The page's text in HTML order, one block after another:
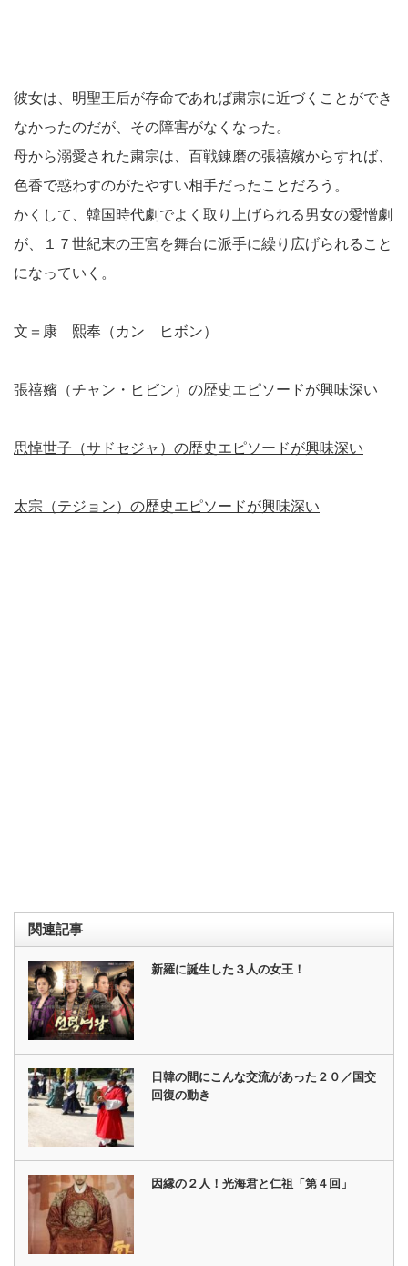
彼女は、明聖王后が存命であれば粛宗に近づくことができ
なかったのだが、その障害がなくなった。
母から溺愛された粛宗は、百戦錬磨の張禧嬪からすれば、
色香で惑わすのがたやすい相手だったことだろう。
かくして、韓国時代劇でよく取り上げられる男女の愛憎劇
が、１７世紀末の王宮を舞台に派手に繰り広げられること
になっていく。
文＝康 熙奉（カン ヒボン）
張禧嬪（チャン・ヒビン）の歴史エピソードが興味深い
思悼世子（サドセジャ）の歴史エピソードが興味深い
太宗（テジョン）の歴史エピソードが興味深い
関連記事
新羅に誕生した３人の女王！
日韓の間にこんな交流があった２０／国交
回復の動き
因縁の２人！光海君と仁祖「第４回」